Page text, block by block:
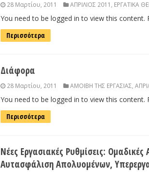
28 Μαρτίου, 2011 ΑΠΡΙΛΙΟΣ 2011 ΕΡΓΑΤΙΚΑ
You need to be logged in to view this content.
Περισσότερα
Διάφορα
28 Μαρτίου, 2011 ΑΜΟΙΒΗ ΤΗΣ ΕΡΓΑΣΙΑΣ
You need to be logged in to view this content.
Περισσότερα
Νέες Εργασιακές Ρυθμίσεις:
Αυτασφάλιση Απολυομένων,